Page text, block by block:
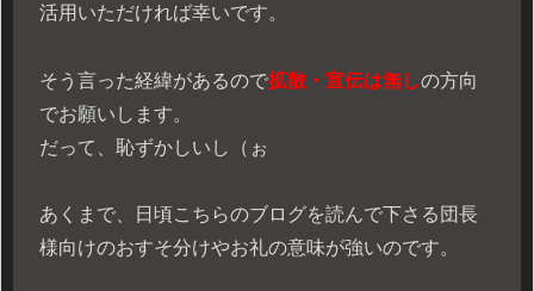
活用いただければ幸いです。
そう言った経緯があるので拡散・宣伝は無しの方向
でお願いします。
だって、恥ずかしいし（ぉ
あくまで、日頃こちらのブログを読んで下さる団長
様向けのおすそ分けやお礼の意味が強いのです。